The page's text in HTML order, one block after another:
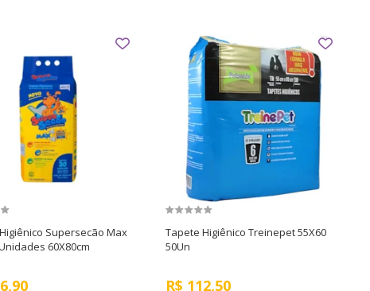
Supersecão Max
60X80cm
Tapete Higiênico Treinepet 55X60
50Un
R$ 112,50